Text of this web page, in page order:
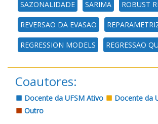
SAZONALIDADE SARIMA ROBUST
REVERSAO DA EVASAO
REGRESSION MODELS REGRESSAO
Coautores:
Docente da UFSM Ativo
Docente da
Outro